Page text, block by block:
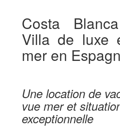
Costa
Villa de luxe
mer en
Une location de
vue mer et
exceptionnelle